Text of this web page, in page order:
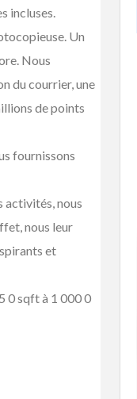
incluses.
Un
Nous
du courrier, une
de points
fournissons
activités, nous
nous leur
et
0 sqft à 1 000 0
Trade